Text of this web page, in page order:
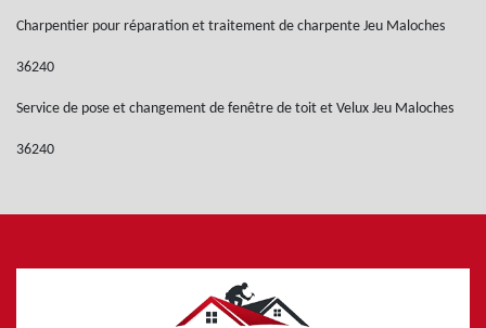
Charpentier pour réparation et traitement de charpente Jeu Maloches
36240
Service de pose et changement de fenêtre de toit et Velux Jeu Maloches
36240